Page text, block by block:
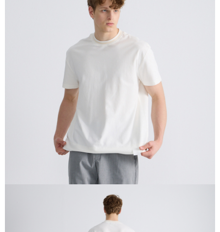
「AFTEE先享後付」(下稱本服務)乃由恩沛科技股份有限公司(下稱 AFTEE )
所提供，並由 AFTEE 向您收取款項。因使用本服務所須提供之個人資料(包
處理、利用，詳參 AFTEE 官網之『個人資料蒐集、處理及利用告知聲明』
https://aftee.tw/privacypolicy/
若款項超過繳費期限，將根據當次的金額加收年利率 16% 的逾期滯納金。
未成年的使用者，請事先徵得法定代理人或監護人之同意方可使用
若您對於個人資料之處理、利用有任何疑問，或欲行使相關法律權利，請聯
繫恩沛科技股份有限公司。若您不同意我們將上開所示之個人資料，連同必
要之購買訂單資訊提供予 AFTEE ，或讓 AFTEE 蒐集處理利用您的個人資